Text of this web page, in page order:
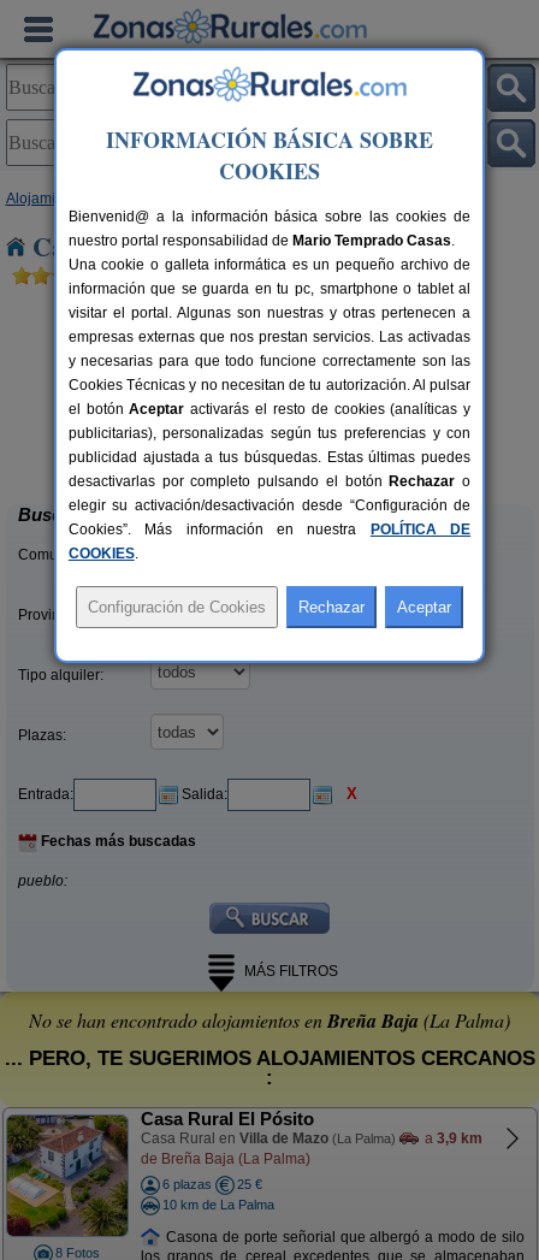
Alojamientos
Casas Rurales cerca de Breña Baja
5 pers.
desde60 €
Casa Rural Las Embelgas
Puntallana (La Palma)
Buscar
Comunidades:
Provincias/Islas:
Tipo alquiler:
Plazas:
Entrada: Salida: X
Fechas más buscadas
pueblo:
MÁS FILTROS
No se han encontrado alojamientos enBreña Baja (La Palma)
... PERO, TE SUGERIMOS ALOJAMIENTOS CERCANOS
:
8 Fotos
Casa Rural El Pósito
Casa Rural en Villa de Mazo (La Palma) a 3,9 km
de Breña Baja (La Palma)
6 plazas
25 €
10 km de La Palma
Casona de porte señorial que albergó a modo de silo
INFORMACIÓN BÁSICA SOBRE
COOKIES
Bienvenid@ a la información básica sobre las cookies de
nuestro portal responsabilidad de Mario Temprado Casas.
Una cookie o galleta informática es un pequeño archivo de
información que se guarda en tu pc, smartphone o tablet al
visitar el portal. Algunas son nuestras y otras pertenecen a
empresas externas que nos prestan servicios. Las activadas
y necesarias para que todo funcione correctamente son las
Cookies Técnicas y no necesitan de tu autorización. Al pulsar
el botónAceptar activarás el resto de cookies (analíticas y
publicitarias), personalizadas según tus preferencias y con
publicidad ajustada a tus búsquedas. Estas últimas puedes
desactivarlas por completo pulsando el botón Rechazar o
elegir su activación/desactivación desde “Configuración de
Cookies”. Más información en nuestra
POLÍTICA DE
COOKIES.